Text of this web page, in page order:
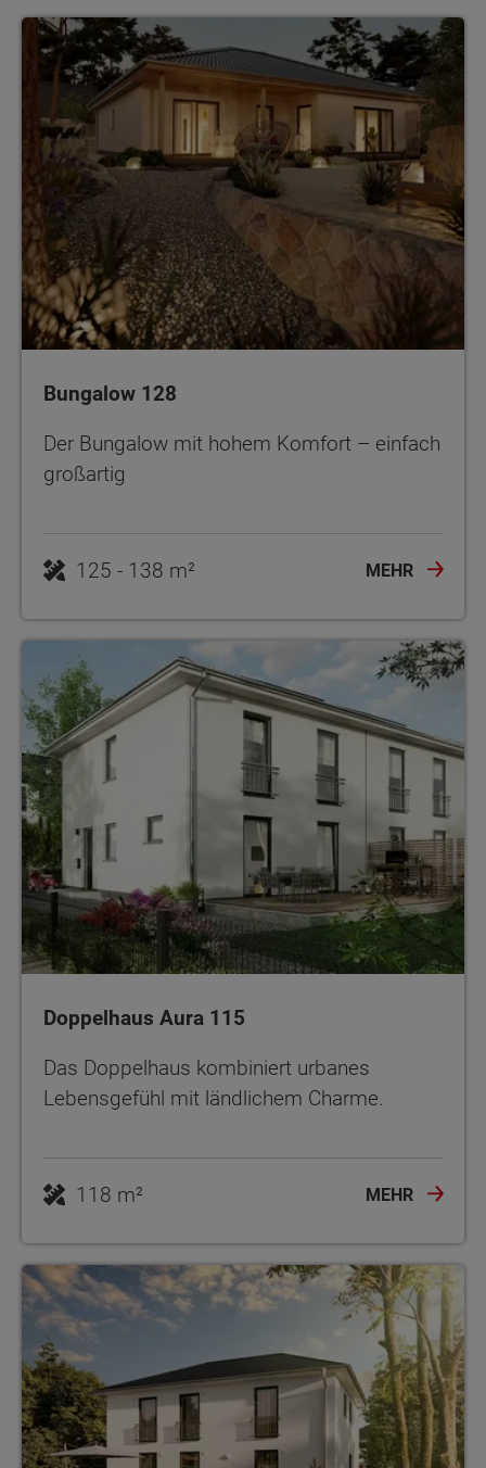
Bungalow 128
Der Bungalow mit hohem Komfort – einfach
großartig
125 - 138 m² MEHR
Doppelhaus Aura 115
Das Doppelhaus kombiniert urbanes
Lebensgefühl mit ländlichem Charme.
118 m² MEHR